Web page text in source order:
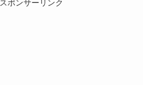
スポンサーリンク